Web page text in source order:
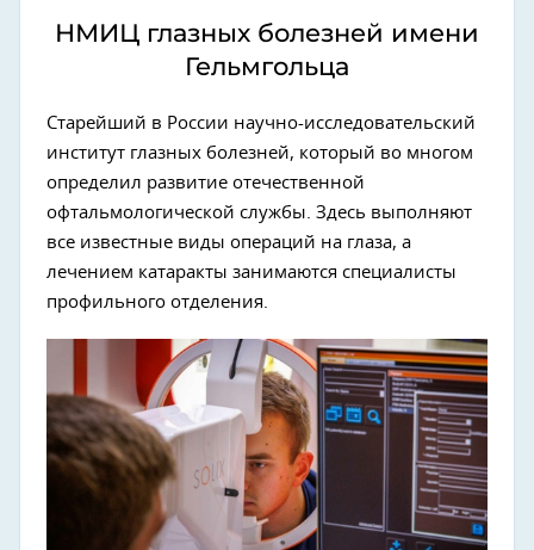
НМИЦ глазных болезней имени
Гельмгольца
Старейший в России научно-исследовательский
институт глазных болезней, который во многом
определил развитие отечественной
офтальмологической службы. Здесь выполняют
все известные виды операций на глаза, а
лечением катаракты занимаются специалисты
профильного отделения.